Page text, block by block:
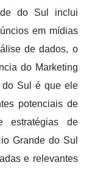
do Sul inclui
em mídias
de dados, o
do Marketing
do Sul é que ele
potenciais de
estratégias de
Grande do Sul
e relevantes